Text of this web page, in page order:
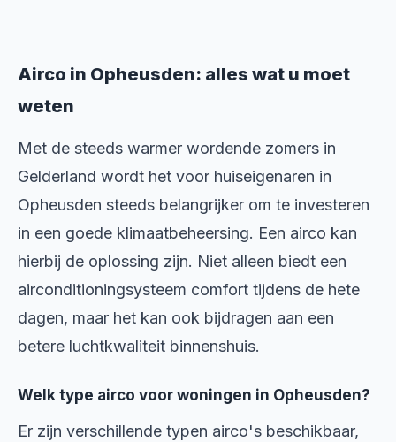
Airco in Opheusden: alles wat u moet
weten
Met de steeds warmer wordende zomers in
Gelderland wordt het voor huiseigenaren in
Opheusden steeds belangrijker om te investeren
in een goede klimaatbeheersing. Een airco kan
hierbij de oplossing zijn. Niet alleen biedt een
airconditioningsysteem comfort tijdens de hete
dagen, maar het kan ook bijdragen aan een
betere luchtkwaliteit binnenshuis.
Welk type airco voor woningen in Opheusden?
Er zijn verschillende typen airco's beschikbaar,